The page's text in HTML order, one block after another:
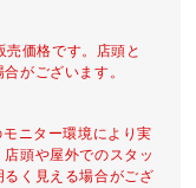
売価格です。店頭と
がございます。
ニター環境により実
頭や屋外でのスタッ
く見える場合がござ